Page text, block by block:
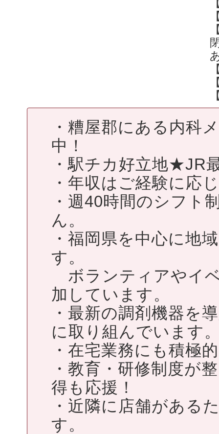
・糟屋郡にある内科
中！
・駅チカ好立地★JR
・年収はご経験に応
・週40時間のシフト
ん。
・福岡県を中心に地
す。
ボランティアやイ
加しています。
・最新の調剤機器を
に取り組んでいます
・在宅業務にも積極
・教育・研修制度が
得も応援！
・近隣に店舗がある
す。